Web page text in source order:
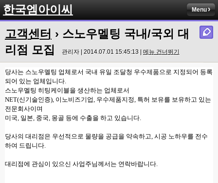
한국엠아이씨 Menu
고객센터 › 스노우멜팅 국내/국외 대
리점 모집
관리자 | 2014.07.01 15:45:13 | 메뉴 건너뛰기
당사는 스노우멜팅 업체로서 국내 유일 조달청 우수제품으로 지정되어 등록
되어 있는 업체입니다.
스노우멜팅 히팅케이블을 생산하는 업체로서
NET(신기술인증), 이노비즈기업, 우수제품지정, 특허 보유를 보유하고 있는
전문회사이며
미국, 일본, 중국, 몽골 등에 수출을 하고 있습니다.
당사의 대리점은 우선적으로 물량을 공급을 약속하고, 시공 노하우를 전수
하여 드립니다.
대리점에 관심이 있으신 사업주님께서는 연락바랍니다.